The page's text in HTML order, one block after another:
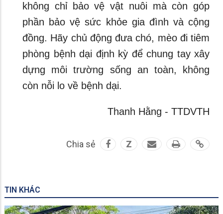
không chỉ bảo vệ vật nuôi mà còn góp
phần bảo vệ sức khỏe gia đình và cộng
đồng. Hãy chủ động đưa chó, mèo đi tiêm
phòng bệnh dại định kỳ để chung tay xây
dựng môi trường sống an toàn, không
còn nỗi lo về bệnh dại.
Thanh Hằng - TTDVTH
Chia sẻ Z
TIN KHÁC